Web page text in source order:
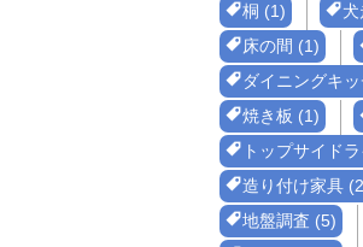
桐 (1)
床の間 (1)
ダイニングキ
焼き板 (1)
トップサイド
造り付け家具
地盤調査 (5)